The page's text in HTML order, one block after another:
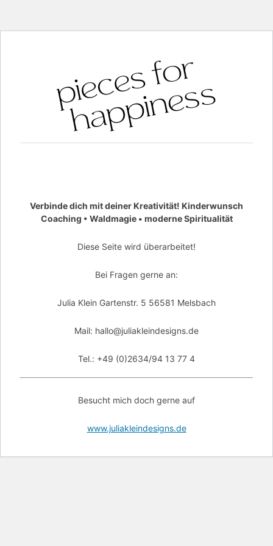
Verbinde dich mit deiner Kreativität! Kinderwunsch
Coaching • Waldmagie • moderne Spiritualität
Diese Seite wird überarbeitet!
Bei Fragen gerne an:
Julia Klein Gartenstr. 5 56581 Melsbach
Mail: hallo@juliakleindesigns.de
Tel.: +49 (0)2634/94 13 77 4
Besucht mich doch gerne auf
www.juliakleindesigns.de